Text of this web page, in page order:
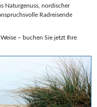
Naturgenuss, nordischer
Radreisende
– buchen Sie jetzt Ihre